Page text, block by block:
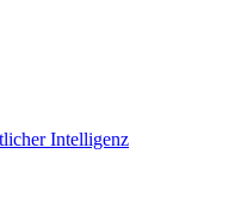
Intelligenz